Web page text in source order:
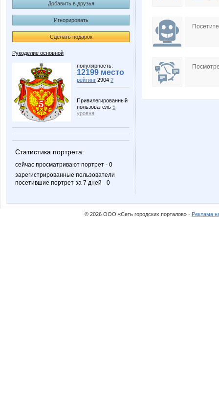
Добавить в друзья
Игнорировать
Сделать подарок
Рукоделие основной
популярность:
12199 место
рейтинг 2904 ?
Привилегированный
пользователь 5
уровня
Статистика портрета:
сейчас просматривают портрет - 0
зарегистрированные пользователи
посетившие портрет за 7 дней - 0
Лия2606
© 2026 ООО «Сеть городских порталов» · Реклама